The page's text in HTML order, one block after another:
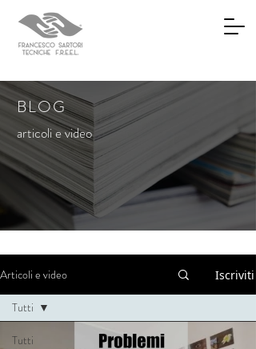
BLOG
articoli e video
Articoli e video Iscriviti
Tutti
Tutti